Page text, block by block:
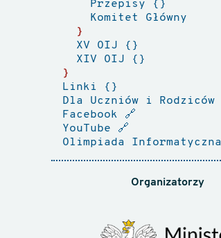
Przepisy
Komitet Główny
XV OIJ
XIV OIJ
Linki
Dla Uczniów i Rodziców
Facebook 🔗
YouTube 🔗
Olimpiada Informatyczna
Organizatorzy